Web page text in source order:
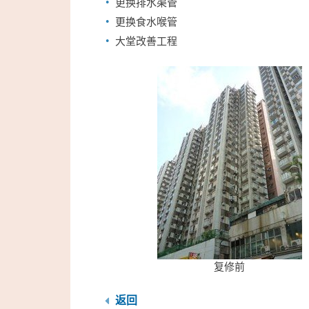
更换食水喉管
大堂改善工程
复修前
返回